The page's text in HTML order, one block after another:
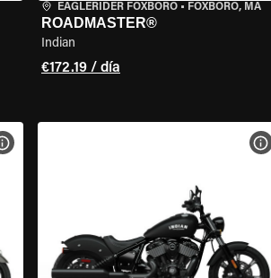
EAGLERIDER FOXBORO• FOXBORO, MA
ROADMASTER®
Indian
€172.19 / día
VER ESPECIFICACIONES DE LA MOTO